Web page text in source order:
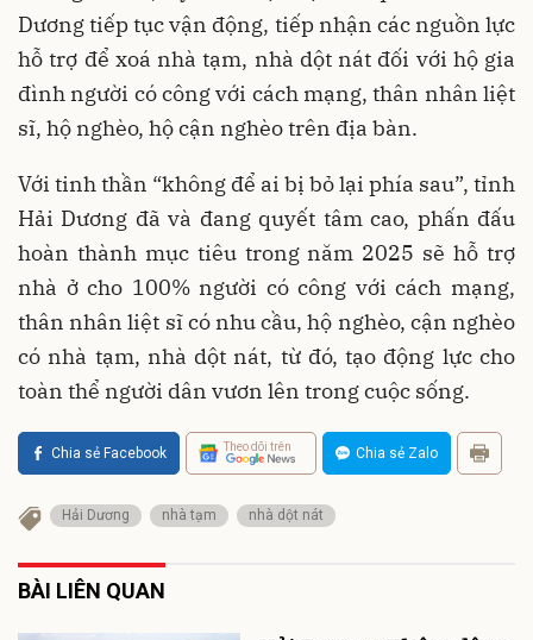
Dương tiếp tục vận động, tiếp nhận các nguồn lực
hỗ trợ để xoá nhà tạm, nhà dột nát đối với hộ gia
đình người có công với cách mạng, thân nhân liệt
sĩ, hộ nghèo, hộ cận nghèo trên địa bàn.
Với tinh thần “không để ai bị bỏ lại phía sau”, tỉnh
Hải Dương đã và đang quyết tâm cao, phấn đấu
hoàn thành mục tiêu trong năm 2025 sẽ hỗ trợ
nhà ở cho 100% người có công với cách mạng,
thân nhân liệt sĩ có nhu cầu, hộ nghèo, cận nghèo
có nhà tạm, nhà dột nát, từ đó, tạo động lực cho
toàn thể người dân vươn lên trong cuộc sống.
Chia sẻ Facebook Theo dõi trên Chia sẻ Zalo
Hải Dương nhà tạm nhà dột nát
BÀI LIÊN QUAN